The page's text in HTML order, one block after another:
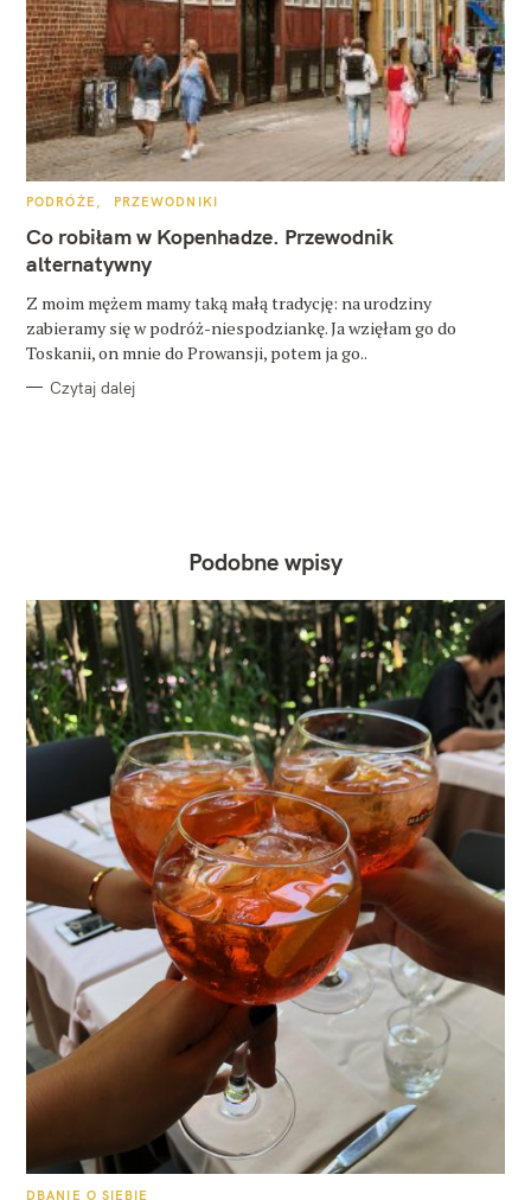
K
T
E
G
O
I
E
PODRÓŻE PRZEWODNIKI
Co robiłam w Kopenhadze. Przewodnik
alternatywny
Z moim mężem mamy taką małą tradycję: na urodziny
zabieramy się w podróż-niespodziankę. Ja wzięłam go do
Toskanii, on mnie do Prowansji, potem ja go..
Czytaj dalej
Podobne wpisy
K
DBANIE O SIEBIE